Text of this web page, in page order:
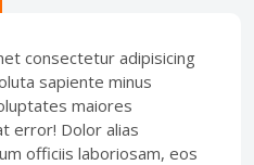
consectetur adipisicing
sapiente minus
maiores
error! Dolor alias
officiis laboriosam, eos